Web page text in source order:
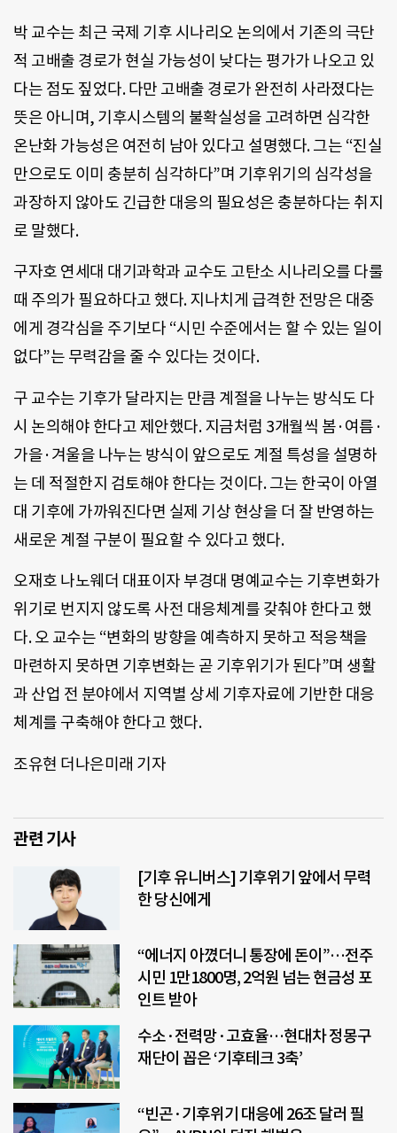
박 교수는 최근 국제 기후 시나리오 논의에서 기존의 극단
적 고배출 경로가 현실 가능성이 낮다는 평가가 나오고 있
다는 점도 짚었다. 다만 고배출 경로가 완전히 사라졌다는
뜻은 아니며, 기후시스템의 불확실성을 고려하면 심각한
온난화 가능성은 여전히 남아 있다고 설명했다. 그는 “진실
만으로도 이미 충분히 심각하다”며 기후위기의 심각성을
과장하지 않아도 긴급한 대응의 필요성은 충분하다는 취지
로 말했다.
구자호 연세대 대기과학과 교수도 고탄소 시나리오를 다룰
때 주의가 필요하다고 했다. 지나치게 급격한 전망은 대중
에게 경각심을 주기보다 “시민 수준에서는 할 수 있는 일이
없다”는 무력감을 줄 수 있다는 것이다.
구 교수는 기후가 달라지는 만큼 계절을 나누는 방식도 다
시 논의해야 한다고 제안했다. 지금처럼 3개월씩 봄·여름·
가을·겨울을 나누는 방식이 앞으로도 계절 특성을 설명하
는 데 적절한지 검토해야 한다는 것이다. 그는 한국이 아열
대 기후에 가까워진다면 실제 기상 현상을 더 잘 반영하는
새로운 계절 구분이 필요할 수 있다고 했다.
오재호 나노웨더 대표이자 부경대 명예교수는 기후변화가
위기로 번지지 않도록 사전 대응체계를 갖춰야 한다고 했
다. 오 교수는 “변화의 방향을 예측하지 못하고 적응책을
마련하지 못하면 기후변화는 곧 기후위기가 된다”며 생활
과 산업 전 분야에서 지역별 상세 기후자료에 기반한 대응
체계를 구축해야 한다고 했다.
조유현 더나은미래 기자
관련 기사
[기후 유니버스] 기후위기 앞에서 무력
한 당신에게
“에너지 아꼈더니 통장에 돈이”…전주
시민 1만1800명, 2억원 넘는 현금성 포
인트 받아
수소·전력망·고효율…현대차 정몽구
재단이 꼽은 ‘기후테크 3축’
“빈곤·기후위기 대응에 26조 달러 필